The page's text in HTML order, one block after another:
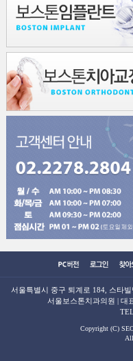
서울특별시 중구 퇴계로 184, 스타
서울보스톤치과의원 | 대
Copyright (C)